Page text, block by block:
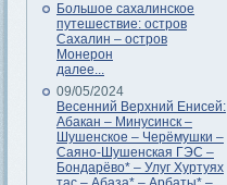
Большое сахалинское
путешествие: остров
Сахалин – остров
Монерон
далее...
09/05/2024
Весенний Верхний Енисей:
Абакан – Минусинск –
Шушенское – Черёмушки –
Саяно-Шушенская ГЭС –
Бондарёво* – Улуг Хуртуях